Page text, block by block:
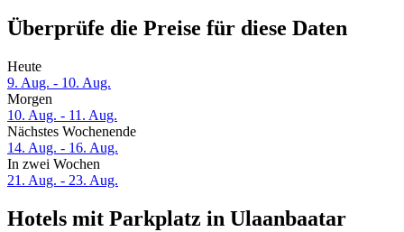
Überprüfe die Preise für diese Daten
Heute
9. Aug. - 10. Aug.
Morgen
10. Aug. - 11. Aug.
Nächstes Wochenende
14. Aug. - 16. Aug.
In zwei Wochen
21. Aug. - 23. Aug.
Hotels mit Parkplatz in Ulaanbaatar